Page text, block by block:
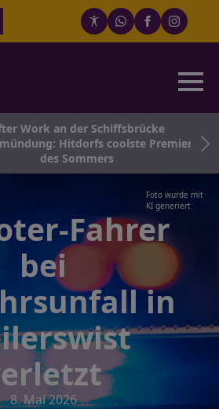
Work an der Schiffsbrücke
Hitdorfs coolste Premiere
des Sommers
Foto wurde mit
KI generiert
Fahrer
bei
in
8. Mai 2026